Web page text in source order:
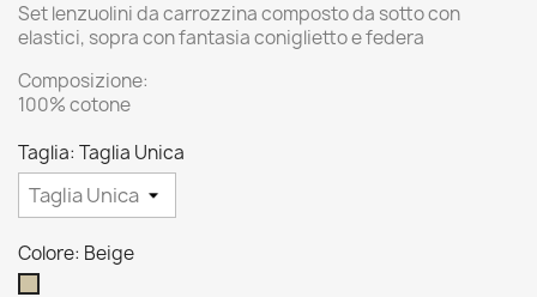
Set lenzuolini da carrozzina composto da sotto con
elastici, sopra con fantasia coniglietto e federa
Composizione:
100% cotone
Taglia: Taglia Unica
Colore: Beige